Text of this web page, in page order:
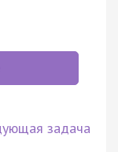
задача